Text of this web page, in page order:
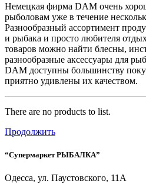
Немецкая фирма DAM очень
рыболовам уже в течение
Разнообразный ассортимент
и рыбака и просто любителя
товаров можно найти блесны,
разнообразные аксессуары для
DAM доступны большинству
приятно удивлены их качеством.
There are no products to list.
Продолжить
“Супермаркет РЫБАЛКА”
Одесса, ул. Паустовского, 11А